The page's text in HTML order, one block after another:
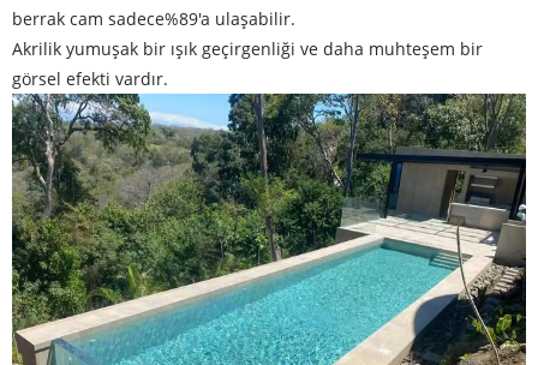
berrak cam sadece%89'a ulaşabilir.
Akrilik yumuşak bir ışık geçirgenliği ve daha muhteşem bir
görsel efekti vardır.